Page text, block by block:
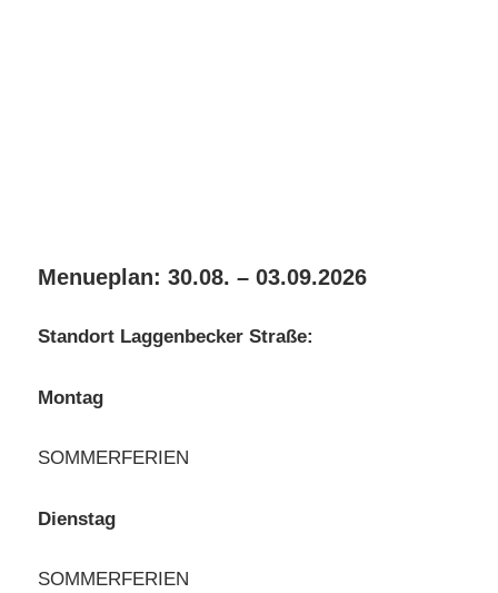
Menueplan: 30.08. – 03.09.2026
Standort Laggenbecker Straße:
Montag
SOMMERFERIEN
Dienstag
SOMMERFERIEN